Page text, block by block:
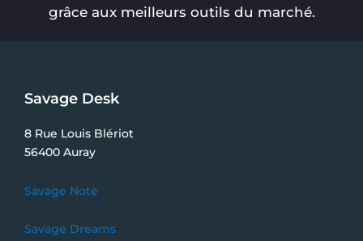
grâce aux meilleurs outils du marché.
Savage Desk
8 Rue Louis Blériot
56400 Auray
Savage Note
Savage Dreams